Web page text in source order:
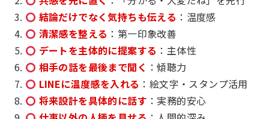
結論だけでなく気持ちも伝える ：温度感
清潔感を整える ：第一印象改善
デートを主体的に提案する ：主体性
相手の話を最後まで聞く ：傾聴力
LINEに温度感を入れる ：絵文字・スタンプ活用
将来設計を具体的に話す ：実務的安心